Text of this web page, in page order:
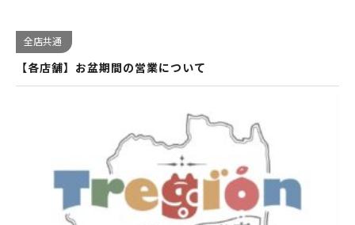
全店共通
【各店舗】お盆期間の営業について